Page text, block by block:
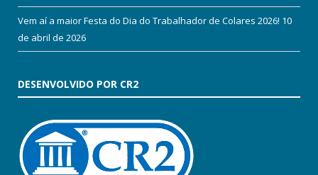
Vem aí a maior Festa do Dia do Trabalhador de Colares 2026! 10
de abril de 2026
DESENVOLVIDO POR CR2